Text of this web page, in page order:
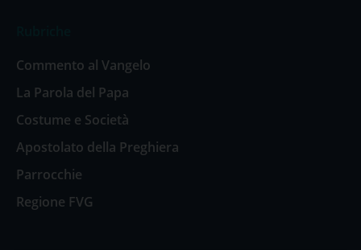
Commento al Vangelo
La Parola del Papa
Costume e Società
Apostolato della Preghiera
Parrocchie
Regione FVG